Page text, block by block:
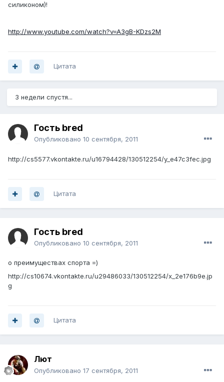
силиконом)!
http://www.youtube.com/watch?v=A3gB-KDzs2M
Цитата
3 недели спустя...
Гость bred
Опубликовано 10 сентября, 2011
http://cs5577.vkontakte.ru/u16794428/130512254/y_e47c3fec.jpg
Цитата
Гость bred
Опубликовано 10 сентября, 2011
о преимуществах спорта =)
http://cs10674.vkontakte.ru/u29486033/130512254/x_2e176b9e.jp
g
Цитата
Лют
Опубликовано 17 сентября, 2011